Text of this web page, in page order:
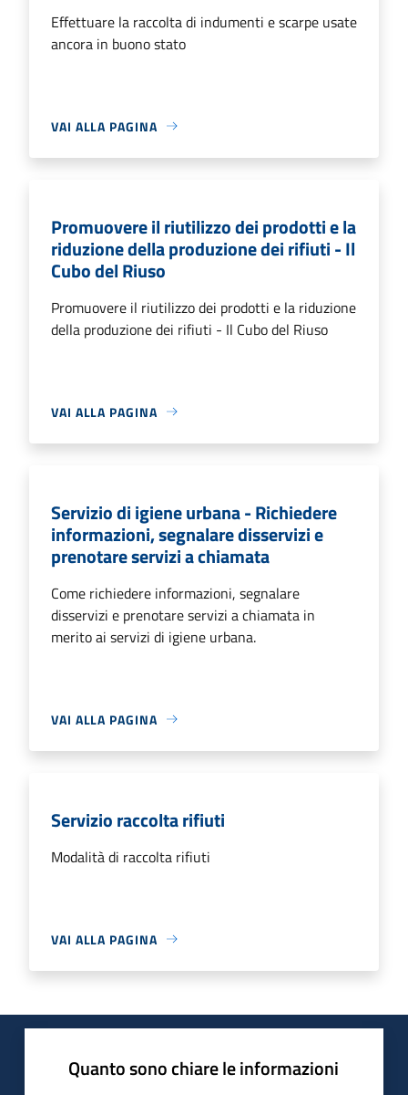
Effettuare la raccolta di indumenti e scarpe usate
ancora in buono stato
VAI ALLA PAGINA
Promuovere il riutilizzo dei prodotti e la
riduzione della produzione dei rifiuti - Il
Cubo del Riuso
Promuovere il riutilizzo dei prodotti e la riduzione
della produzione dei rifiuti - Il Cubo del Riuso
VAI ALLA PAGINA
Servizio di igiene urbana - Richiedere
informazioni, segnalare disservizi e
prenotare servizi a chiamata
Come richiedere informazioni, segnalare
disservizi e prenotare servizi a chiamata in
merito ai servizi di igiene urbana.
VAI ALLA PAGINA
Servizio raccolta rifiuti
Modalità di raccolta rifiuti
VAI ALLA PAGINA
Quanto sono chiare le informazioni